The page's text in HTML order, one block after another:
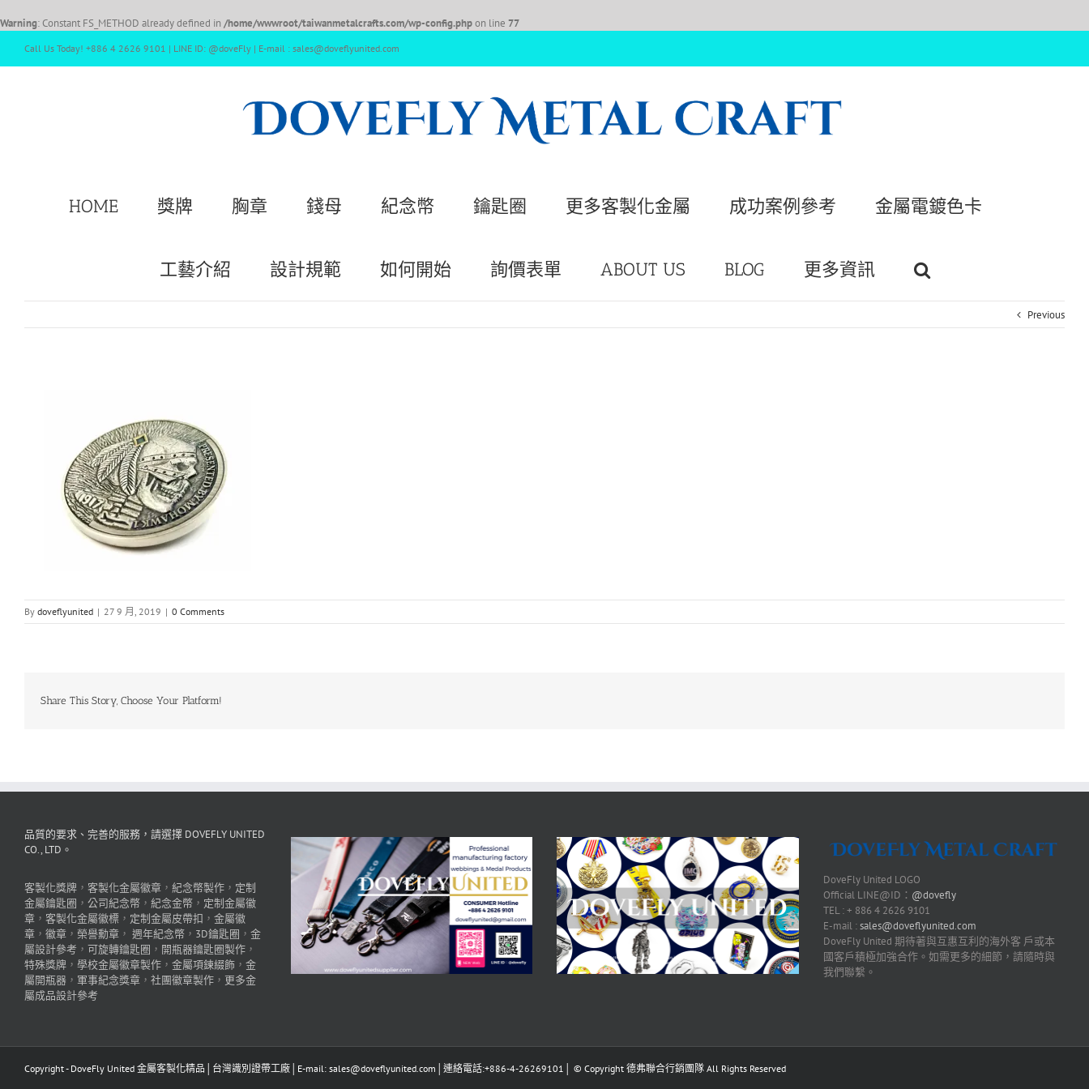
Warning: Constant FS_METHOD already defined in /home/wwwroot/taiwanmetalcrafts.com/wp-config.phpon line 77
Call Us Today! +886 4 2626 9101 | LINE ID: @doveFly | E-mail : sales@doveflyunited.com
HOME 獎牌 胸章 錢母 紀念幣 鑰匙圈 更多客製化金屬 成功案例參考 金屬電鍍色卡
工藝介紹 設計規範 如何開始 詢價表單 ABOUT US BLOG 更多資訊
Previous
By doveflyunited | 27 9 月, 2019 | 0 Comments
Share This Story, Choose Your Platform!
品質的要求、完善的服務，請選擇 DOVEFLY UNITED
CO., LTD。
客製化獎牌 ， 客製化金屬徽章 ， 紀念幣製作 ， 定制
金屬鑰匙圈 ， 公司紀念幣 ， 紀念金幣 ， 定制金屬徽
章 ， 客製化金屬徽標 ， 定制金屬皮帶扣 ， 金屬徽
章 ， 徽章 ， 榮譽勳章 ， 週年紀念幣 ， 3D鑰匙圈 ， 金
屬設計參考 ， 可旋轉鑰匙圈 ， 開瓶器鑰匙圈製作 ，
特殊獎牌 ， 學校金屬徽章製作 ， 金屬項鍊綴飾 ， 金
屬開瓶器 ， 軍事紀念獎章 ， 社團徽章製作 ， 更多金
屬成品設計參考
DoveFly United LOGO
Official LINE@ID： @dovefly
TEL : + 886 4 2626 9101
E-mail :sales@doveflyunited.com
DoveFly United 期待著與互惠互利的海外客 戶或本
國客戶積極加強合作。如需更多的細節，請隨時與
我們聯繫。
Copyright - DoveFly United 金屬客製化精品│台灣識別證帶工廠│E-mail: sales@doveflyunited.com│連絡電話:+886-4-26269101│ © Copyright 德弗聯合行銷團隊 All Rights Reserved